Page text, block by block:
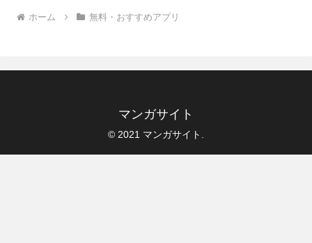
ホーム 無料・おすすめアプリ
マンガサイト
© 2021 マンガサイト.